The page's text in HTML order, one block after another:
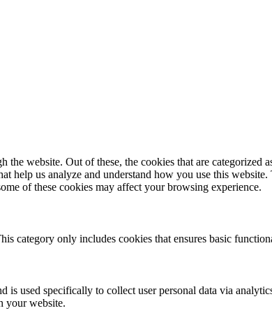
website. Out of these, the cookies that are categorized
help us analyze and understand how you use this
of these cookies may affect your browsing experience.
category only includes cookies that ensures basic
used specifically to collect user personal data via
your website.